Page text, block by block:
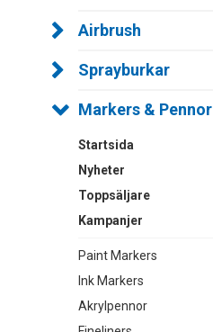
Airbrush
Sprayburkar
Markers & Pennor
Startsida
Nyheter
Toppsäljare
Kampanjer
Paint Markers
Ink Markers
Akrylpennor